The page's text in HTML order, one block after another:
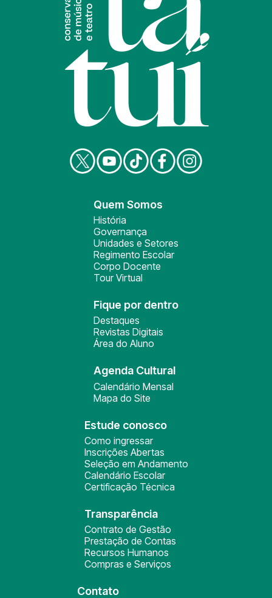
Quem Somos
História
Governança
Unidades e Setores
Regimento Escolar
Corpo Docente
Tour Virtual
Fique por dentro
Destaques
Revistas Digitais
Área do Aluno
Agenda Cultural
Calendário Mensal
Mapa do Site
Estude conosco
Como ingressar
Inscrições Abertas
Seleção em Andamento
Calendário Escolar
Certificação Técnica
Transparência
Contrato de Gestão
Prestação de Contas
Recursos Humanos
Compras e Serviços
Contato